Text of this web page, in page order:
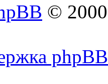
©
phpBB